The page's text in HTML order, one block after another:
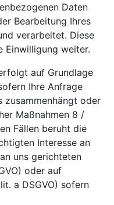
Daten
Bearbeitung Ihres
verarbeitet. Diese
Einwilligung weiter.
auf Grundlage
Ihre Anfrage
zusammenhängt oder
Maßnahmen 8 /
Fällen beruht die
Interesse an
uns gerichteten
oder auf
a DSGVO) sofern